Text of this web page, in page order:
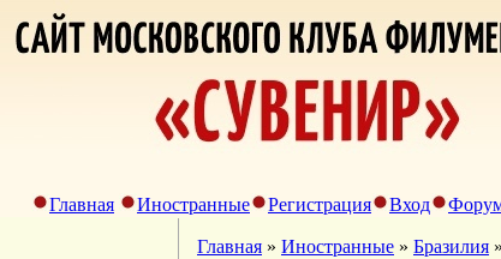
Главная Иностранные Регистрация Вход
Главная » Иностранные » Бразилия »